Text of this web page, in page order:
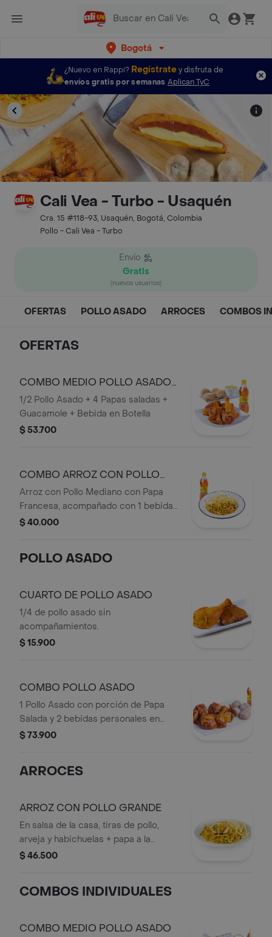
Bogotá
¿Nuevo en Rappi? Regístratey disfruta de
envíos gratis por semanas Aplican TyC
Cali Vea - Turbo - Usaquén
Cra. 15 #118-93, Usaquén, Bogotá, Colombia
Pollo - Cali Vea - Turbo
Envío
Gratis
(nuevos usuarios)
OFERTAS POLLO ASADO ARROCES COMBOS
OFERTAS
COMBO MEDIO POLLO ASADO
OFERTA
1/2 Pollo Asado + 4 Papas saladas +
Guacamole + Bebida en Botella
$ 53.700
COMBO ARROZ CON POLLO
MEDIANO OFERTA
Arroz con Pollo Mediano con Papa
Francesa, acompañado con 1 bebida
personal
$ 40.000
POLLO ASADO
CUARTO DE POLLO ASADO
1/4 de pollo asado sin
acompañamientos.
$ 15.900
COMBO POLLO ASADO
1 Pollo Asado con porción de Papa
Salada y 2 bebidas personales en
Botella.
$ 73.900
ARROCES
ARROZ CON POLLO GRANDE
En salsa de la casa, tiras de pollo,
arveja y habichuelas + papa a la
francesa.
$ 46.500
COMBOS INDIVIDUALES
COMBO MEDIO POLLO ASADO